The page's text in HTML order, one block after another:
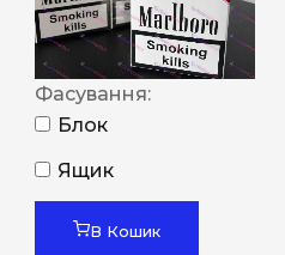
Фасування:
Блок
Ящик
В Кошик